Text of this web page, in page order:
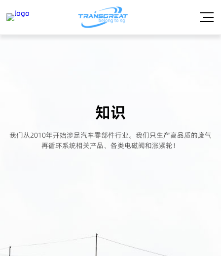
知识
我们从2010年开始涉足汽车零部件行业。我们只生产高品质的废气
再循环系统相关产品、各类电磁阀和涨紧轮！